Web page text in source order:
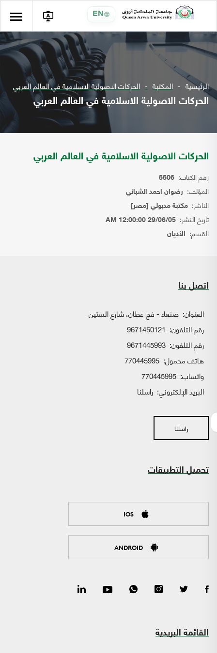
EN
الرئيسية المكتبة الحركات الاصولية الاسلامية في العالم العربي
الحركات الاصولية الاسلامية في العالم العربي
الحركات الاصولية الاسلامية في العالم العربي
رقم الكتاب: 5506
المؤلف: رضوان احمد الشباني
الناشر: مكتبة مدبولي [مصر]
تاريخ النشر: 29/06/05 12:00:00 AM
القسم: الأديان
اتصل بنا
العنوان: صنعاء - فج عطان، شارع الستين
رقم التلفون: 9671450121
رقم التلفون: 9671445993
هاتف محمول: 770445995
واتساب:
البريد الإلكتروني: راسلنا
راسلنا
تحميل التطبيقات
IOS
ANDROID
القائمة البريدية